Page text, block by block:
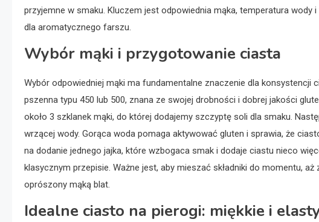
przyjemne w smaku. Kluczem jest odpowiednia mąka, temperatura wody
dla aromatycznego farszu.
Wybór mąki i przygotowanie ciasta
Wybór odpowiedniej mąki ma fundamentalne znaczenie dla konsystencji
pszenna typu 450 lub 500, znana ze swojej drobności i dobrej jakości
około 3 szklanek mąki, do której dodajemy szczyptę soli dla smaku.
wrzącej wody. Gorąca woda pomaga aktywować gluten i sprawia, że
na dodanie jednego jajka, które wzbogaca smak i dodaje ciastu nieco
klasycznym przepisie. Ważne jest, aby mieszać składniki do momentu,
oprószony mąką blat.
Idealne ciasto na pierogi: miękkie i